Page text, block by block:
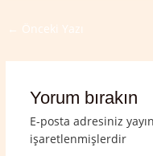
← Önceki Yazı
Yorum bırakın
E-posta adresiniz
işaretlenmişlerdir